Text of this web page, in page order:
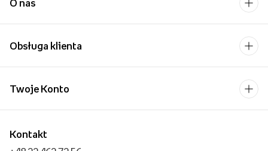
O nas
Obsługa klienta
Kontakt
Twoje Konto